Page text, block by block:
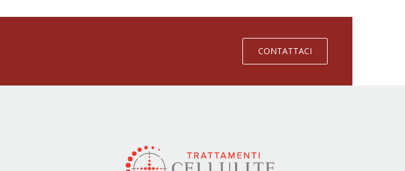
CONTATTACI